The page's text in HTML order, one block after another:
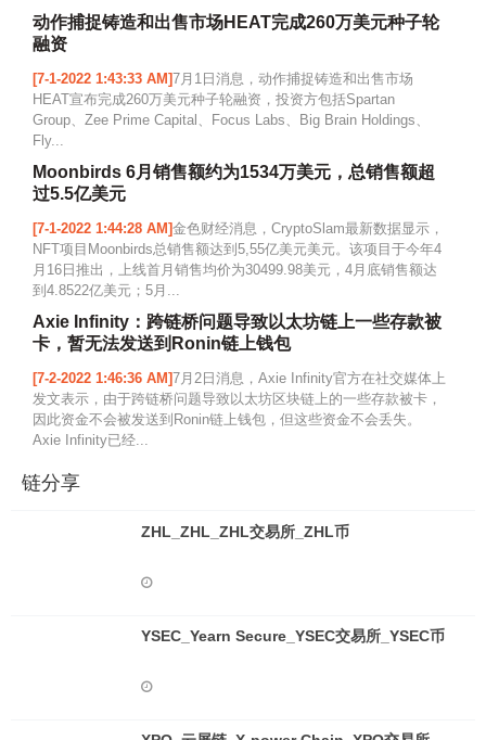
动作捕捉铸造和出售市场HEAT完成260万美元种子轮
融资
[7-1-2022 1:43:33 AM]7月1日消息，动作捕捉铸造和出售市场
HEAT宣布完成260万美元种子轮融资，投资方包括Spartan
Group、Zee Prime Capital、Focus Labs、Big Brain Holdings、
Fly...
Moonbirds 6月销售额约为1534万美元，总销售额超
过5.5亿美元
[7-1-2022 1:44:28 AM]金色财经消息，CryptoSlam最新数据显示，
NFT项目Moonbirds总销售额达到5,55亿美元美元。该项目于今年4
月16日推出，上线首月销售均价为30499.98美元，4月底销售额达
到4.8522亿美元；5月...
Axie Infinity：跨链桥问题导致以太坊链上一些存款被
卡，暂无法发送到Ronin链上钱包
[7-2-2022 1:46:36 AM]7月2日消息，Axie Infinity官方在社交媒体上
发文表示，由于跨链桥问题导致以太坊区块链上的一些存款被卡，
因此资金不会被发送到Ronin链上钱包，但这些资金不会丢失。
Axie Infinity已经...
链分享
ZHL_ZHL_ZHL交易所_ZHL币
YSEC_Yearn Secure_YSEC交易所_YSEC币